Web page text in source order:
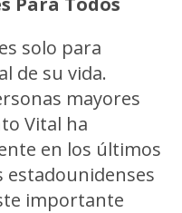
solo para
de su vida.
mayores
Vital ha
en los últimos
estadounidenses
importante